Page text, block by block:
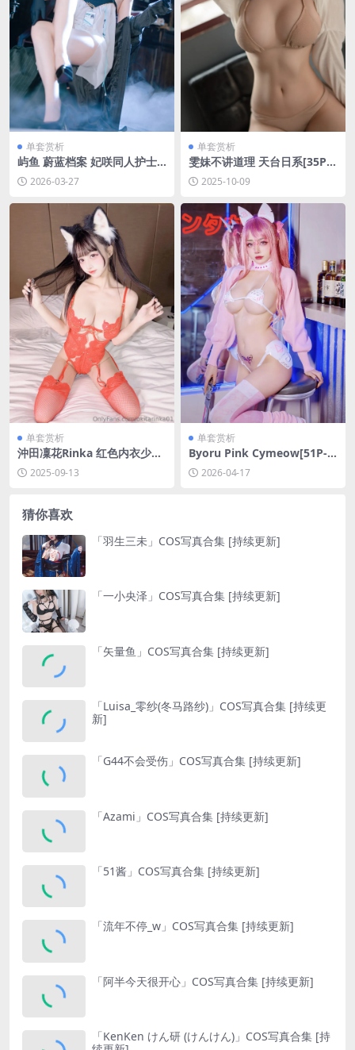
单套赏析
屿鱼 蔚蓝档案 妃咲同人护士
[65P-358.4M]
2026-03-27
单套赏析
雯妹不讲道理 天台日系[35P-5
43.3M]
2025-10-09
单套赏析
沖田凜花Rinka 红色内衣少女
Red underwear girl[23P-87
M]2025-09-13
单套赏析
Byoru Pink Cymeow[51P-2
V-961.8M]
2026-04-17
猜你喜欢
「羽生三未」COS写真合集 [持续更新]
「一小央泽」COS写真合集 [持续更新]
「矢量鱼」COS写真合集 [持续更新]
「Luisa_零纱(冬马路纱)」COS写真合集 [持续更
新]
「G44不会受伤」COS写真合集 [持续更新]
「Azami」COS写真合集 [持续更新]
「51酱」COS写真合集 [持续更新]
「流年不停_w」COS写真合集 [持续更新]
「阿半今天很开心」COS写真合集 [持续更新]
「KenKen けん研 (けんけん)」COS写真合集 [持